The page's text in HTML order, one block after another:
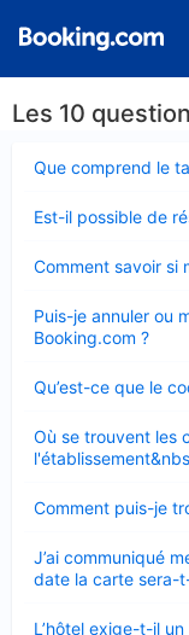
Les 10
Que comprend le
fermé
Est-il possible de
fermé
Comment savoir si
fermé
Puis-je annuler ou
Booking.com ?
fermé
Qu’est-ce que le
fermé
Où se trouvent les
fermé
Comment puis-je
fermé
J’ai communiqué
date la carte sera-
fermé
L’hôtel exige-t-il